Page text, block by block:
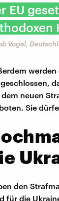
EU
Vogel,
neuen
Sie
den
für die